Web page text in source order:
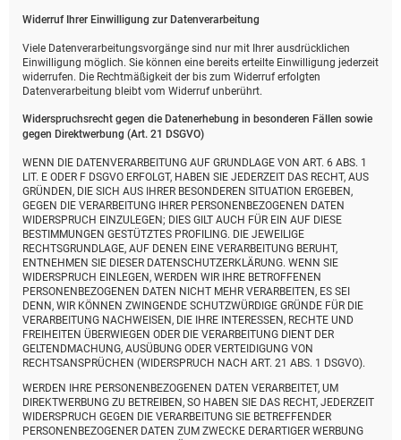
Widerruf Ihrer Einwilligung zur Datenverarbeitung
Viele Datenverarbeitungsvorgänge sind nur mit Ihrer ausdrücklichen
Einwilligung möglich. Sie können eine bereits erteilte Einwilligung jederzeit
widerrufen. Die Rechtmäßigkeit der bis zum Widerruf erfolgten
Datenverarbeitung bleibt vom Widerruf unberührt.
Widerspruchsrecht gegen die Datenerhebung in besonderen Fällen sowie
gegen Direktwerbung (Art. 21 DSGVO)
WENN DIE DATENVERARBEITUNG AUF GRUNDLAGE VON ART. 6 ABS. 1
LIT. E ODER F DSGVO ERFOLGT, HABEN SIE JEDERZEIT DAS RECHT, AUS
GRÜNDEN, DIE SICH AUS IHRER BESONDEREN SITUATION ERGEBEN,
GEGEN DIE VERARBEITUNG IHRER PERSONENBEZOGENEN DATEN
WIDERSPRUCH EINZULEGEN; DIES GILT AUCH FÜR EIN AUF DIESE
BESTIMMUNGEN GESTÜTZTES PROFILING. DIE JEWEILIGE
RECHTSGRUNDLAGE, AUF DENEN EINE VERARBEITUNG BERUHT,
ENTNEHMEN SIE DIESER DATENSCHUTZERKLÄRUNG. WENN SIE
WIDERSPRUCH EINLEGEN, WERDEN WIR IHRE BETROFFENEN
PERSONENBEZOGENEN DATEN NICHT MEHR VERARBEITEN, ES SEI
DENN, WIR KÖNNEN ZWINGENDE SCHUTZWÜRDIGE GRÜNDE FÜR DIE
VERARBEITUNG NACHWEISEN, DIE IHRE INTERESSEN, RECHTE UND
FREIHEITEN ÜBERWIEGEN ODER DIE VERARBEITUNG DIENT DER
GELTENDMACHUNG, AUSÜBUNG ODER VERTEIDIGUNG VON
RECHTSANSPRÜCHEN (WIDERSPRUCH NACH ART. 21 ABS. 1 DSGVO).
WERDEN IHRE PERSONENBEZOGENEN DATEN VERARBEITET, UM
DIREKTWERBUNG ZU BETREIBEN, SO HABEN SIE DAS RECHT, JEDERZEIT
WIDERSPRUCH GEGEN DIE VERARBEITUNG SIE BETREFFENDER
PERSONENBEZOGENER DATEN ZUM ZWECKE DERARTIGER WERBUNG